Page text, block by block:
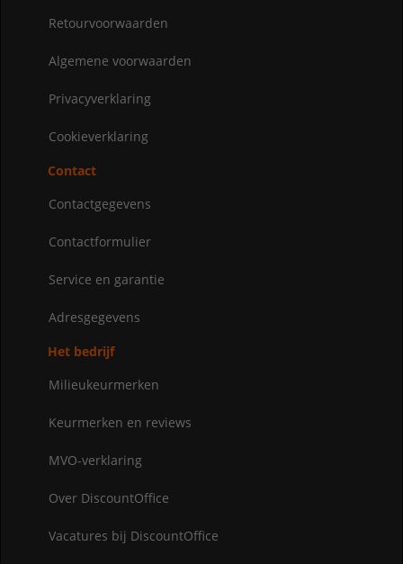
Retourvoorwaarden
Algemene voorwaarden
Privacyverklaring
Cookieverklaring
Contact
Contactgegevens
Contactformulier
Service en garantie
Adresgegevens
Het bedrijf
Milieukeurmerken
Keurmerken en reviews
MVO-verklaring
Over DiscountOffice
Vacatures bij DiscountOffice